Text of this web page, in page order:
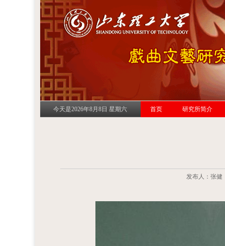
今天是2026年8月8日 星期六 首页 研究所简介
发布人：张健